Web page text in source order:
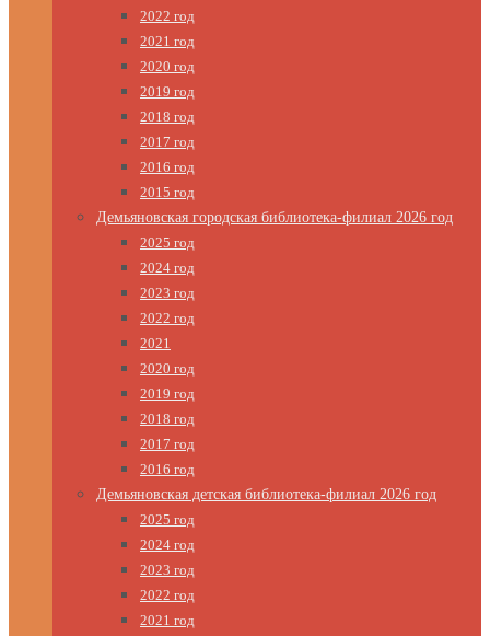
2022 год
2021 год
2020 год
2019 год
2018 год
2017 год
2016 год
2015 год
Демьяновская городская библиотека-филиал 2026 год
2025 год
2024 год
2023 год
2022 год
2021
2020 год
2019 год
2018 год
2017 год
2016 год
Демьяновская детская библиотека-филиал 2026 год
2025 год
2024 год
2023 год
2022 год
2021 год